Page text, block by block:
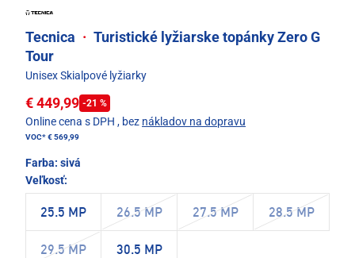
Tecnica · Turistické lyžiarske topánky Zero G
Tour
Unisex Skialpové lyžiarky
€ 449,99 -21 %
Online cena s DPH , bez nákladov na dopravu
VOC*€ 569,99
Farba: sivá
Veľkosť:
25.5 MP 26.5 MP 27.5 MP 28.5 MP
29.5 MP 30.5 MP